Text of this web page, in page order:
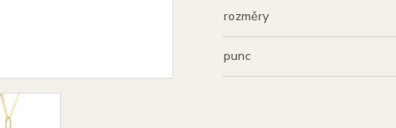
rozměry
punc